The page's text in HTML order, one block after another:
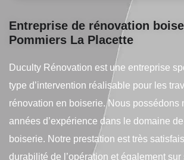
Entreprise de rénovation
Pommiers La Placette
Duculty Rénovation est une entreprise
type d’intervention réalisable pour les
rénovation en boiserie. Nous possédons
années d’expérience dans le domaine
boiserie. Notre prestation est très
durabilité de l’opération et également